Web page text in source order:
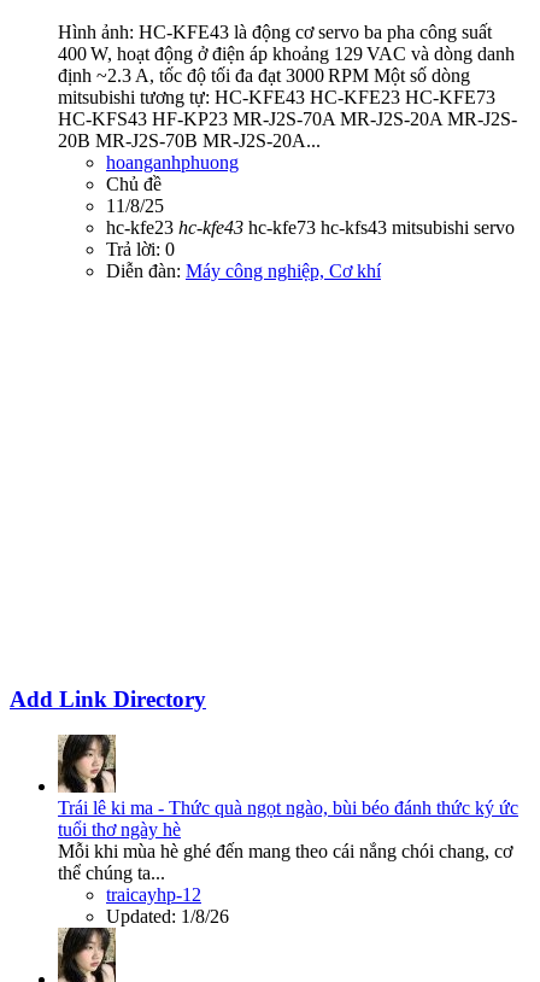
Hình ảnh: HC-KFE43 là động cơ servo ba pha công suất
400 W, hoạt động ở điện áp khoảng 129 VAC và dòng danh
định ~2.3 A, tốc độ tối đa đạt 3000 RPM Một số dòng
mitsubishi tương tự: HC-KFE43 HC-KFE23 HC-KFE73
HC-KFS43 HF-KP23 MR-J2S-70A MR-J2S-20A MR-J2S-
20B MR-J2S-70B MR-J2S-20A...
hoanganhphuong
Chủ đề
11/8/25
hc-kfe23 hc-kfe43 hc-kfe73 hc-kfs43 mitsubishi servo
Trả lời: 0
Diễn đàn: Máy công nghiệp, Cơ khí
Add Link Directory
Trái lê ki ma - Thức quà ngọt ngào, bùi béo đánh thức ký ức
tuổi thơ ngày hè
Mỗi khi mùa hè ghé đến mang theo cái nắng chói chang, cơ
thể chúng ta...
traicayhp-12
Updated: 1/8/26